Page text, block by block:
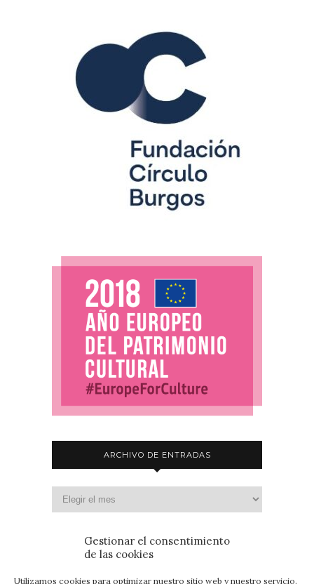
Gestionar el consentimiento
de las cookies
Utilizamos cookies para optimizar nuestro sitio web y nuestro servicio.
ARCHIVO DE ENTRADAS